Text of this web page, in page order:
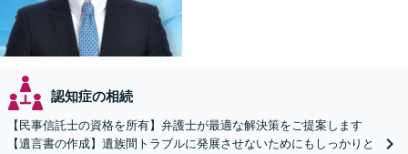
認知症の相続
【民事信託士の資格を所有】弁護士が最適な解決策をご提案します
【遺言書の作成】遺族間トラブルに発展させないためにもしっかりと